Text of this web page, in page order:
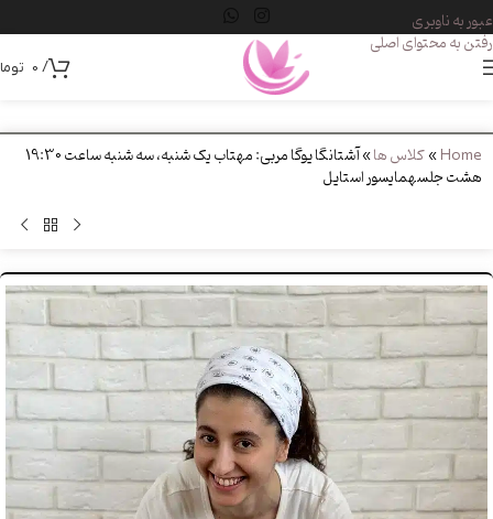
عبور به ناوبری
رفتن به محتوای اصلی
/
0
Home
»کلاس ها» آشتانگا یوگا مربی: مهتاب یک شنبه، سه شنبه ساعت 19:30
هشت جلسهمایسور استایل